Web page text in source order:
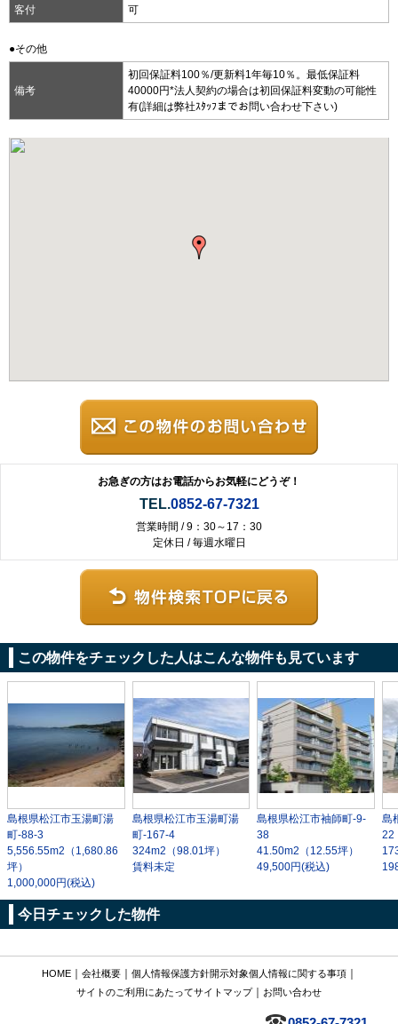
客付 可
●その他
備考
初回保証料100％/更新料1年毎10％。最低保証料
40000円*法人契約の場合は初回保証料変動の可能性
有(詳細は弊社ｽﾀｯﾌまでお問い合わせ下さい)
お急ぎの方はお電話からお気軽にどうぞ！
TEL.0852-67-7321
営業時間 / 9：30～17：30
定休日 / 毎週水曜日
この物件をチェックした人はこんな物件も見ています
島根県松江市玉湯町湯
町-88-3
5,556.55m2 （1,680.86
坪）
1,000,000円(税込)
島根県松江市玉湯町湯
町-167-4
324m2 （98.01坪）
賃料未定
島根県松江市袖師町-9-
38
41.50m2 （12.55坪）
49,500円(税込)
島
22
今日チェックした物件
HOME｜ 会社概要｜ 個人情報保護方針開示対象個人情報に関する事項｜
サイトのご利用にあたってサイトマップ｜ お問い合わせ